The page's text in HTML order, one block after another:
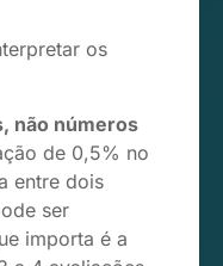
os
não números
de 0,5% no
entre dois
ser
importa é a